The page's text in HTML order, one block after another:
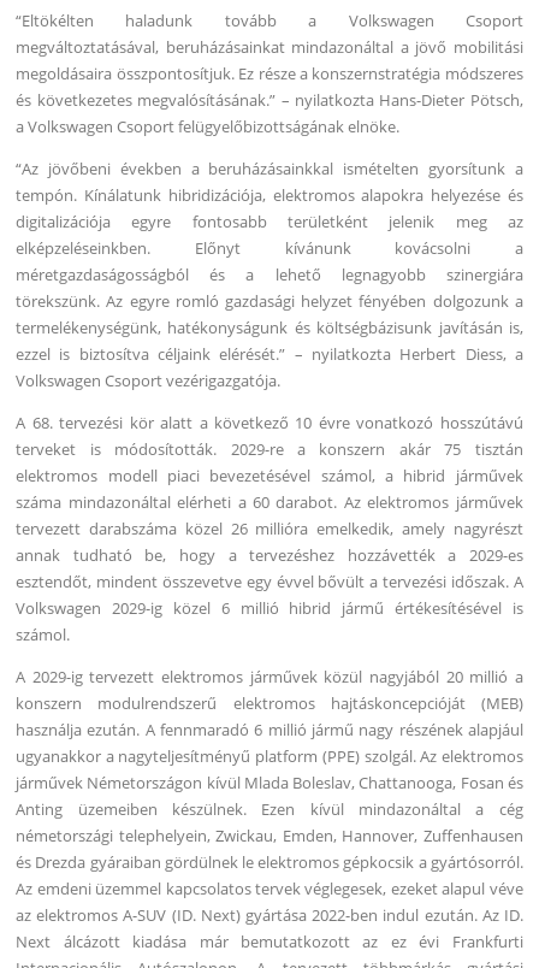
“Eltökélten haladunk tovább a Volkswagen Csoport
megváltoztatásával, beruházásainkat mindazonáltal a jövő mobilitási
megoldásaira összpontosítjuk. Ez része a konszernstratégia módszeres
és következetes megvalósításának.” – nyilatkozta Hans-Dieter Pötsch,
a Volkswagen Csoport felügyelőbizottságának elnöke.
“Az jövőbeni években a beruházásainkkal ismételten gyorsítunk a
tempón. Kínálatunk hibridizációja, elektromos alapokra helyezése és
digitalizációja egyre fontosabb területként jelenik meg az
elképzeléseinkben. Előnyt kívánunk kovácsolni a
méretgazdaságosságból és a lehető legnagyobb szinergiára
törekszünk. Az egyre romló gazdasági helyzet fényében dolgozunk a
termelékenységünk, hatékonyságunk és költségbázisunk javításán is,
ezzel is biztosítva céljaink elérését.” – nyilatkozta Herbert Diess, a
Volkswagen Csoport vezérigazgatója.
A 68. tervezési kör alatt a következő 10 évre vonatkozó hosszútávú
terveket is módosították. 2029-re a konszern akár 75 tisztán
elektromos modell piaci bevezetésével számol, a hibrid járművek
száma mindazonáltal elérheti a 60 darabot. Az elektromos járművek
tervezett darabszáma közel 26 millióra emelkedik, amely nagyrészt
annak tudható be, hogy a tervezéshez hozzávették a 2029-es
esztendőt, mindent összevetve egy évvel bővült a tervezési időszak. A
Volkswagen 2029-ig közel 6 millió hibrid jármű értékesítésével is
számol.
A 2029-ig tervezett elektromos járművek közül nagyjából 20 millió a
konszern modulrendszerű elektromos hajtáskoncepcióját (MEB)
használja ezután. A fennmaradó 6 millió jármű nagy részének alapjául
ugyanakkor a nagyteljesítményű platform (PPE) szolgál. Az elektromos
járművek Németországon kívül Mlada Boleslav, Chattanooga, Fosan és
Anting üzemeiben készülnek. Ezen kívül mindazonáltal a cég
németországi telephelyein, Zwickau, Emden, Hannover, Zuffenhausen
és Drezda gyáraiban gördülnek le elektromos gépkocsik a gyártósorról.
Az emdeni üzemmel kapcsolatos tervek véglegesek, ezeket alapul véve
az elektromos A-SUV (ID. Next) gyártása 2022-ben indul ezután. Az ID.
Next álcázott kiadása már bemutatkozott az ez évi Frankfurti